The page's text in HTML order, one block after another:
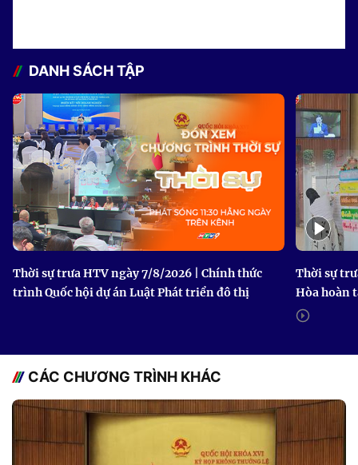
DANH SÁCH TẬP
Thời sự trưa HTV ngày 7/8/2026 | Chính thức
trình Quốc hội dự án Luật Phát triển đô thị
Thời sự
Hòa hoàn
CÁC CHƯƠNG TRÌNH KHÁC